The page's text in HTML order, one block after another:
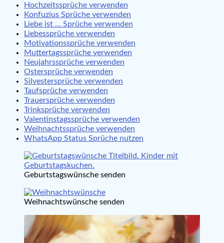
Hochzeitssprüche verwenden
Konfuzius Sprüche verwenden
Liebe ist … Sprüche verwenden
Liebessprüche verwenden
Motivationssprüche verwenden
Muttertagssprüche verwenden
Neujahrssprüche verwenden
Ostersprüche verwenden
Silvestersprüche verwenden
Taufsprüche verwenden
Trauersprüche verwenden
Trinksprüche verwenden
Valentinstagssprüche verwenden
Weihnachtssprüche verwenden
WhatsApp Status Sprüche nutzen
Geburtstagswünsche senden
Weihnachtswünsche senden